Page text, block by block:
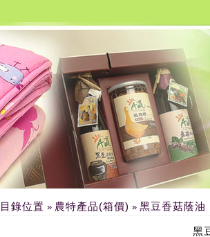
目錄位置 » 農特產品(箱價) » 黑豆香菇蔭油
黑